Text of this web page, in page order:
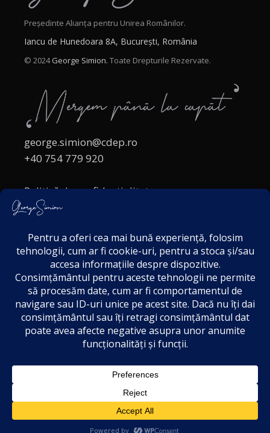
Președinte Alianța pentru Unirea Românilor.
Iancu de Hunedoara 8A, București, România
© 2024George Simion. Toate Drepturile Rezervate.
george.simion@cdep.ro
+40 754 779 920
Politică de confidențialitate
Politica cookies
Acordul de markting
Disclaimer